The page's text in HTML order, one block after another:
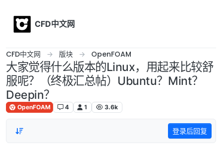
CFD中文网
CFD中文网 版块 OpenFOAM
大家觉得什么版本的Linux，用起来比较舒
服呢？（终极汇总帖）Ubuntu？Mint？
Deepin？
OpenFOAM 4 1 3.6k
登录后回复